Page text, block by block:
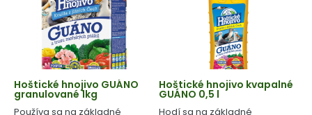
Hoštické hnojivo GUÁNO
granulované 1kg
Používa sa na základné
Hoštické hnojivo kvapalné
GUÁNO 0,5 l
Hodí sa na základné